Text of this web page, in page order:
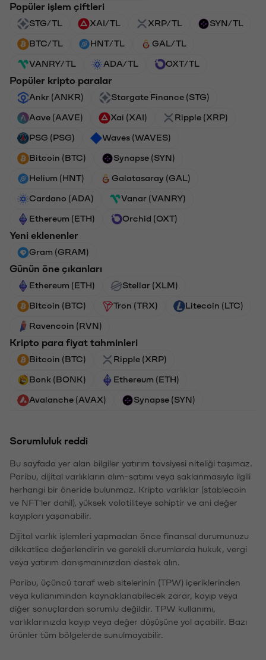
Popüler işlem çiftleri
STG/TL XAI/TL XRP/TL SYN/TL
BTC/TL HNT/TL GAL/TL
VANRY/TL ADA/TL OXT/TL
Popüler kripto paralar
Ankr (ANKR) Stargate Finance (STG)
Aave (AAVE) Xai (XAI) Ripple (XRP)
PSG (PSG) Waves (WAVES)
Bitcoin (BTC) Synapse (SYN)
Helium (HNT) Galatasaray (GAL)
Cardano (ADA) Vanar (VANRY)
Ethereum (ETH) Orchid (OXT)
Yeni eklenenler
Gram (GRAM)
Günün öne çıkanları
Ethereum (ETH) Stellar (XLM)
Bitcoin (BTC) Tron (TRX) Litecoin (LTC)
Ravencoin (RVN)
Kripto para fiyat tahminleri
Bitcoin (BTC) Ripple (XRP)
Bonk (BONK) Ethereum (ETH)
Avalanche (AVAX) Synapse (SYN)
Sorumluluk reddi
Bu sayfada yer alan bilgiler yatırım tavsiyesi niteliği taşımaz.
Paribu, dijital varlıkların alım-satımı veya saklanmasıyla ilgili
herhangi bir öneride bulunmaz. Kripto varlıklar (stablecoin
ve NFT'ler dahil), yüksek volatiliteye sahiptir ve ani değer
kayıpları yaşanabilir.
Dijital varlık işlemleri yapmadan önce finansal durumunuzu
dikkatlice değerlendirin ve gerekli durumlarda hukuk, vergi
veya yatırım danışmanınızdan destek alın.
Paribu, üçüncü taraf web sitelerinin (TPW) içeriklerinden
veya kullanımından kaynaklanabilecek zarar, kayıp veya
diğer sonuçlardan sorumlu değildir. TPW kullanımı,
varlıklarınızda kayıp veya değer düşüşüne yol açabilir. Bazı
ürünler tüm bölgelerde sunulmayabilir.